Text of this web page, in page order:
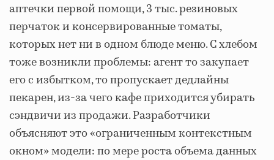
аптечки первой помощи, 3 тыс. резиновых
перчаток и консервированные томаты,
которых нет ни в одном блюде меню. С хлебом
тоже возникли проблемы: агент то закупает
его с избытком, то пропускает дедлайны
пекарен, из-за чего кафе приходится убирать
сэндвичи из продажи. Разработчики
объясняют это «ограниченным контекстным
окном» модели: по мере роста объема данных